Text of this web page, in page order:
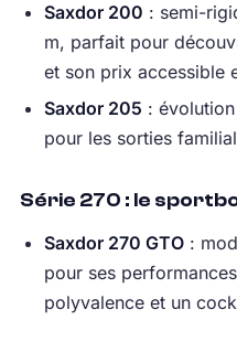
Saxdor 200 : semi-
m, parfait pour
et son prix accessible
Saxdor 205 :
pour les sorties
Série 270 : le
Saxdor 270 GTO:
pour ses
polyvalence et un